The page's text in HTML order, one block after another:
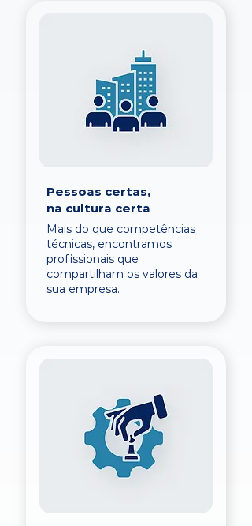
Pessoas certas,
na cultura certa
Mais do que competências
técnicas, encontramos
profissionais que
compartilham os valores da
sua empresa.